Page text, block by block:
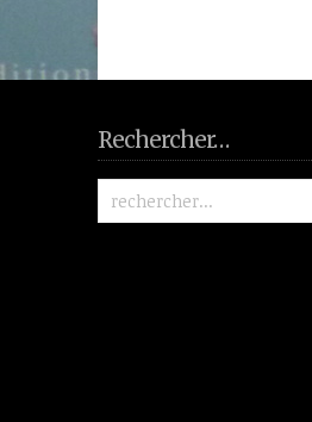
Rechercher…